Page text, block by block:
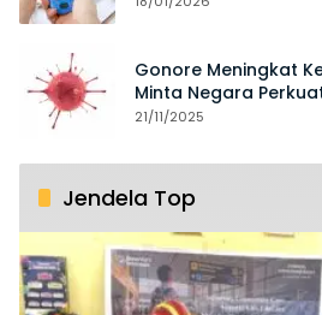
Gonore Meningkat
Minta Negara
21/11/2025
Jendela Top